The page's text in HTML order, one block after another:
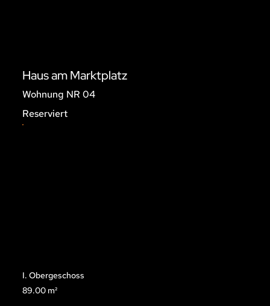
Haus am Marktplatz
Wohnung NR 04
Reserviert
I. Obergeschoss
89.00 m²